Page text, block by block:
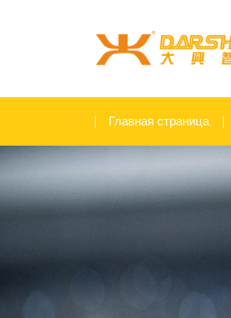
Главная страница